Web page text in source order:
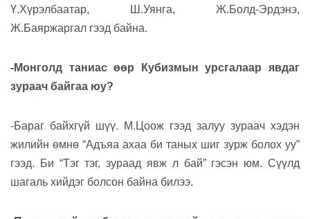
Ү.Хүрэлбаатар, Ш.Уянга, Ж.Болд-Эрдэнэ,
Ж.Баяржаргал гээд байна.
-Монголд таниас өөр Кубизмын урсгалаар явдаг
зураач байгаа юу?
-Бараг байхгүй шүү. М.Цоож гээд залуу зураач хэдэн
жилийн өмнө “Адъяа ахаа би таных шиг зурж болох уу”
гээд. Би “Тэг тэг, зураад явж л бай” гэсэн юм. Сүүлд
шагаль хийдэг болсон байна билээ.